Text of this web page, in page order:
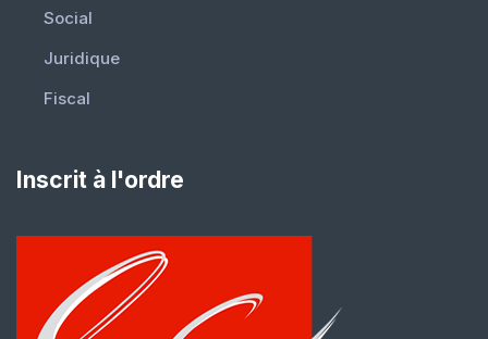
Social
Juridique
Fiscal
Inscrit à l'ordre